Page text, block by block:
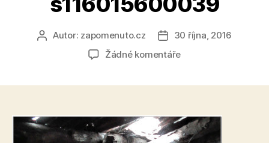
AutorAutor: zapomenuto.cz
Datum
příspěvku
30 října, 2016
Žádné komentářeu
cz-
s116015600039